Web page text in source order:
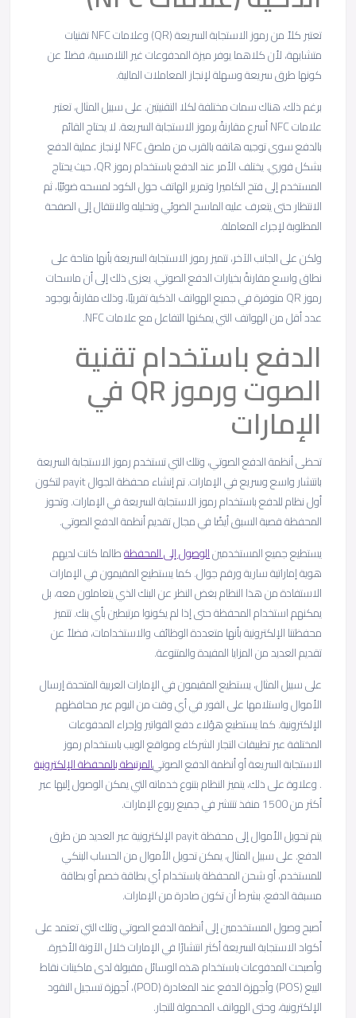
تعتبر كلاً من رموز الاستجابة السريعة (QR) وعلامات NFC تقنيات
متشابهة، لأن كلاهما يوفر ميزة المدفوعات غير التلامسية، فضلاً عن
كونها طرق سريعة وسهلة لإنجاز المعاملات المالية.
برغم ذلك، هناك سمات مختلفة لكلا التقنيتين. على سبيل المثال، تعتبر
علامات NFC أسرع مقارنةً برموز الاستجابة السريعة. لا يحتاج القائم
بالدفع سوى توجيه هاتفه بالقرب من ملصق NFC لإنجاز عملية الدفع
بشكل فوري. يختلف الأمر عند الدفع باستخدام رموز QR، حيث يحتاج
المستخدم إلى فتح الكاميرا وتمرير الهاتف حول الكود لمسحه ضوئيًا، ثم
الانتظار حتى يتعرف عليه الماسح الضوئي وتحليله والانتقال إلى الصفحة
المطلوبة لإجراء المعاملة.
ولكن على الجانب الآخر، تتميز رموز الاستجابة السريعة بأنها متاحة على
نطاق واسع مقارنةً بخيارات الدفع الصوتي. يعزى ذلك إلى أن ماسحات
رموز QR متوفرة في جميع الهواتف الذكية تقريبًا، وذلك مقارنةً بوجود
عدد أقل من الهواتف التي يمكنها التفاعل مع علامات NFC.
الدفع باستخدام تقنية
الصوت ورموز QR في
الإمارات
تحظى أنظمة الدفع الصوتي، وتلك التي تستخدم رموز الاستجابة السريعة
بانتشار واسع وسريع في الإمارات. تم إنشاء محفظة الجوال payit لتكون
أول نظام للدفع باستخدام رموز الاستجابة السريعة في الإمارات. وتحوز
المحفظة قصبة السبق أيضًا في مجال تقديم أنظمة الدفع الصوتي.
يستطيع جميع المستخدمينالوصول إلى المحفظةطالما كانت لديهم
هوية إماراتية سارية ورقم جوال. كما يستطيع المقيمون في الإمارات
الاستفادة من هذا النظام بغض النظر عن البنك الذي يتعاملون معه، بل
يمكنهم استخدام المحفظة حتى إذا لم يكونوا مرتبطين بأي بنك. تتميز
محفظتنا الإلكترونية بأنها متعددة الوظائف والاستخدامات، فضلاً عن
تقديم العديد من المزايا المفيدة والمتنوعة.
على سبيل المثال، يستطيع المقيمون في الإمارات العربية المتحدة إرسال
الأموال واستلامها على الفور في أي وقت من اليوم عبر محافظهم
الإلكترونية. كما يستطيع هؤلاء دفع الفواتير وإجراء المدفوعات
المختلفة عبر تطبيقات التجار الشركاء ومواقع الويب باستخدام رموز
الاستجابة السريعة أو أنظمة الدفع الصوتيالمرتبطة بالمحفظة الإلكترونية
. وعلاوة على ذلك، يتميز النظام بتنوع خدماته التي يمكن الوصول إليها عبر
أكثر من 1500 منفذ تنتشر في جميع ربوع الإمارات.
يتم تحويل الأموال إلى محفظة payit الإلكترونية عبر العديد من طرق
الدفع. على سبيل المثال، يمكن تحويل الأموال من الحساب البنكي
للمستخدم، أو شحن المحفظة باستخدام أي بطاقة خصم أو بطاقة
مسبقة الدفع، بشرط أن تكون صادرة من الإمارات.
أصبح وصول المستخدمين إلى أنظمة الدفع الصوتي وتلك التي تعتمد على
أكواد الاستجابة السريعة أكثر انتشارًا في الإمارات خلال الآونة الأخيرة.
وأصبحت المدفوعات باستخدام هذه الوسائل مقبولة لدى ماكينات نقاط
البيع (POS) وأجهزة الدفع عند المغادرة (POD)، أجهزة تسجيل النقود
الإلكترونية، وحتى الهواتف المحمولة للتجار.